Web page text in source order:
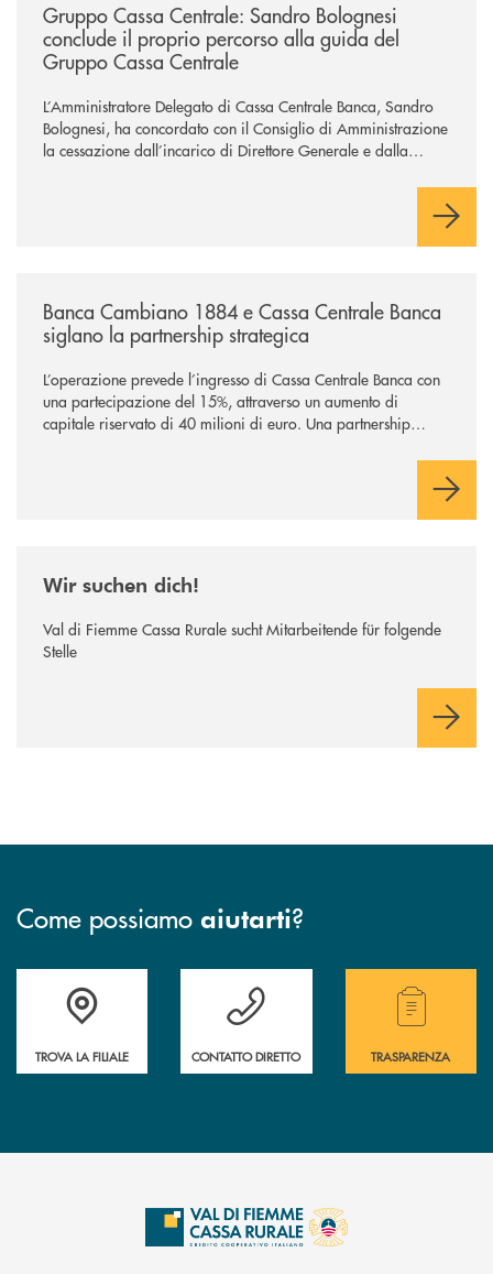
Gruppo Cassa Centrale: Sandro Bolognesi
conclude il proprio percorso alla guida del
Gruppo Cassa Centrale
L’Amministratore Delegato di Cassa Centrale Banca, Sandro
Bolognesi, ha concordato con il Consiglio di Amministrazione
la cessazione dall’incarico di Direttore Generale e dalla
Il Gruppo, sotto la guida dell’Amministratore Delegato, e con
Banca Cambiano 1884 e Cassa Centrale Banca
siglano la partnership strategica
L’operazione prevede l’ingresso di Cassa Centrale Banca con
una partecipazione del 15%, attraverso un aumento di
capitale riservato di 40 milioni di euro. Una partnership
comuni e sulla prossimità ai territori, per ampliare l’offerta e
Wir suchen dich!
Val di Fiemme Cassa Rurale sucht Mitarbeitende für folgende
Stelle
Come possiamo aiutarti?
Accedi all' elenco completo delle filiali della Cassa Rurale.
TROVA LA FILIALE
Hai bisogno di assistenza immediata?
CONTATTO DIRETTO
Hai bisogno di
TRASPARENZA